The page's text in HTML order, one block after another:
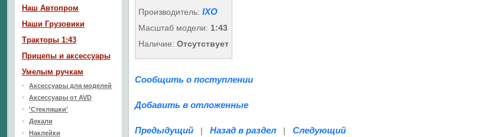
Производитель: IXO
Масштаб модели: 1:43
Наличие: Отсутствует
Сообщить о поступлении
Добавить в отложенные
Предыдущий | Назад в раздел | Следующий
Наш Aвтопром
Наши Грузовики
Тракторы 1:43
Прицепы и аксессуары
Умелым ручкам
Аксессуары для моделей
Аксессуары от AVD
'Стекляшки'
Декали
Наклейки